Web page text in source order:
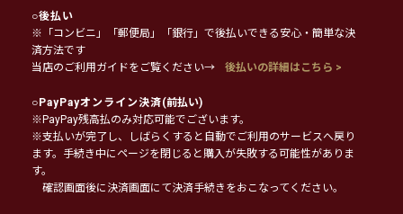
○後払い
※「コンビニ」「郵便局」「銀行」で後払いできる安心・簡単な決
済方法です
当店のご利用ガイドをご覧ください→
後払いの詳細はこちら >
○PayPayオンライン決済(前払い)
※PayPay残高払のみ対応可能でございます。
※支払いが完了し、しばらくすると自動でご利用のサービスへ戻り
ます。手続き中にページを閉じると購入が失敗する可能性がありま
す。
確認画面後に決済画面にて決済手続きをおこなってください。